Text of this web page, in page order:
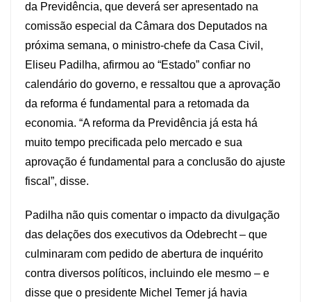
da Previdência, que deverá ser apresentado na
comissão especial da Câmara dos Deputados na
próxima semana, o ministro-chefe da Casa Civil,
Eliseu Padilha, afirmou ao “Estado” confiar no
calendário do governo, e ressaltou que a aprovação
da reforma é fundamental para a retomada da
economia. “A reforma da Previdência já esta há
muito tempo precificada pelo mercado e sua
aprovação é fundamental para a conclusão do ajuste
fiscal”, disse.
Padilha não quis comentar o impacto da divulgação
das delações dos executivos da Odebrecht – que
culminaram com pedido de abertura de inquérito
contra diversos políticos, incluindo ele mesmo – e
disse que o presidente Michel Temer já havia